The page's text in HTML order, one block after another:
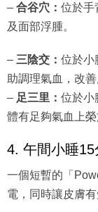
– 合谷穴： 位於手
及面部浮腫。
– 三陰交： 位於小
助調理氣血，改善
– 足三里： 位於小
體有足夠氣血上榮
4. 午間小睡15
一個短暫的「
電，同時讓皮膚有